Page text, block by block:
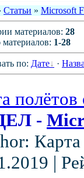
Статьи » Microsoft
материалов: 28
: 1-28
по: Дате ·
полётов
-
|